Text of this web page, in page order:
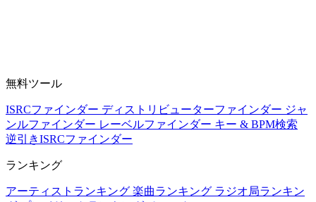
無料ツール
ISRCファインダー ディストリビューターファインダー ジャ
ンルファインダー レーベルファインダー キー & BPM検索
逆引きISRCファインダー
ランキング
アーティストランキング 楽曲ランキング ラジオ局ランキン